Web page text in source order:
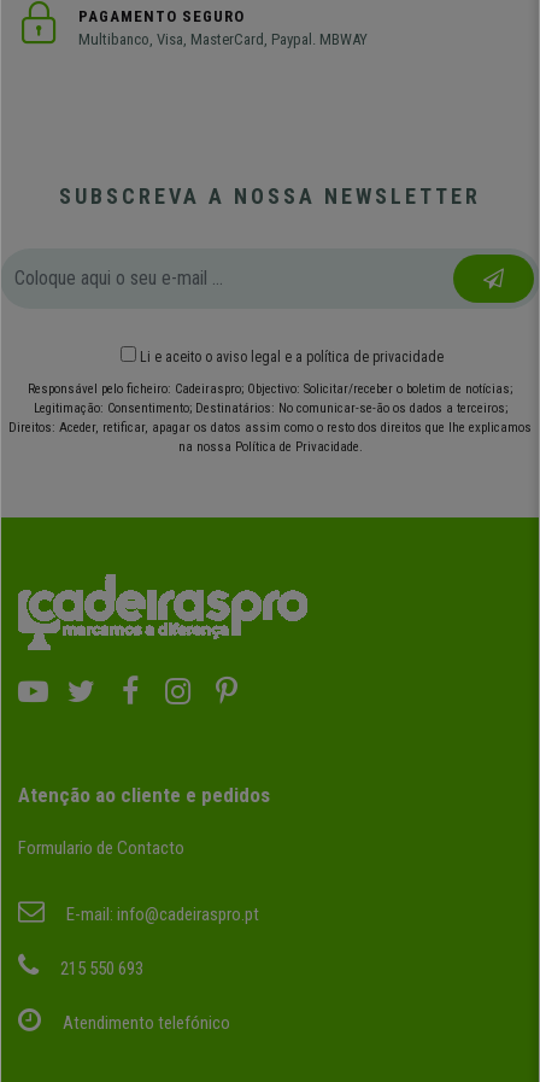
PAGAMENTO SEGURO
Multibanco, Visa, MasterCard, Paypal. MBWAY
SUBSCREVA A NOSSA NEWSLETTER
Li e aceito o aviso legal e a política de privacidade
Responsável pelo ficheiro: Cadeiraspro; Objectivo: Solicitar/receber o boletim de notícias;
Legitimação: Consentimento; Destinatários: No comunicar-se-ão os dados a terceiros;
Direitos: Aceder, retificar, apagar os datos assim como o resto dos direitos que lhe explicamos
na nossa Política de Privacidade.
Atenção ao cliente e pedidos
Formulario de Contacto
E-mail: info@cadeiraspro.pt
215 550 693
Atendimento telefónico